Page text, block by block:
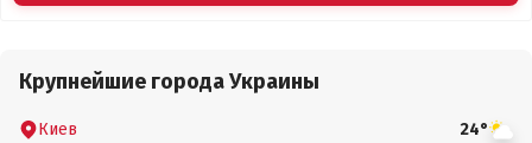
Крупнейшие города Украины
Киев 24°